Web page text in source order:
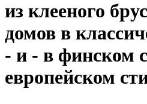
из клееного
домов в
- и - в финском
европейском